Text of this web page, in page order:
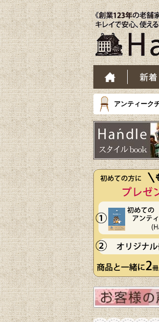
アンティーク
ージコーヒ
英国アンティークのコーヒーテー
カブ